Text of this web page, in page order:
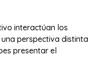
interactúan los
perspectiva distinta
presentar el